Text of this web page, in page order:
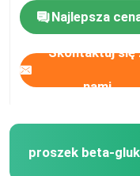
Najlepsza
Skontaktuj się
nami
proszek beta-